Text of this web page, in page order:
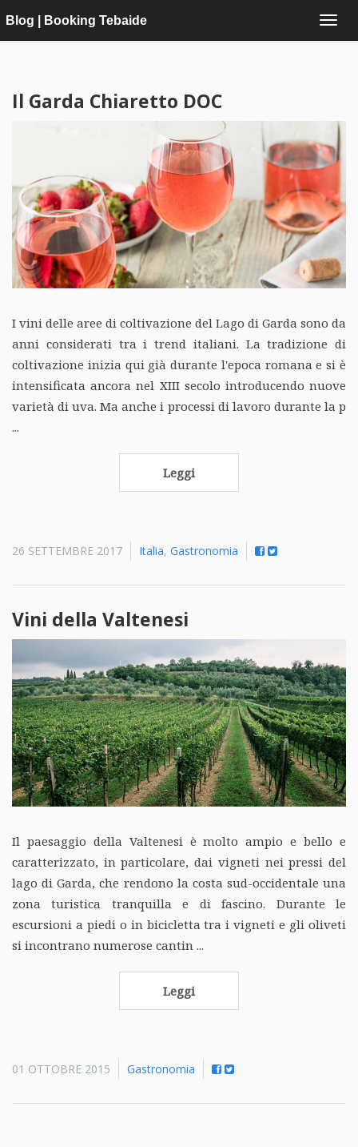
Blog | Booking Tebaide
Il Garda Chiaretto DOC
I vini delle aree di coltivazione del Lago di Garda sono da
anni considerati tra i trend italiani. La tradizione di
coltivazione inizia qui già durante l'epoca romana e si è
intensificata ancora nel XIII secolo introducendo nuove
varietà di uva. Ma anche i processi di lavoro durante la p
...
Leggi
26 SETTEMBRE 2017 Italia, Gastronomia
Vini della Valtenesi
Il paesaggio della Valtenesi è molto ampio e bello e
caratterizzato, in particolare, dai vigneti nei pressi del
lago di Garda, che rendono la costa sud-occidentale una
zona turistica tranquilla e di fascino. Durante le
escursioni a piedi o in bicicletta tra i vigneti e gli oliveti
si incontrano numerose cantin ...
Leggi
01 OTTOBRE 2015 Gastronomia